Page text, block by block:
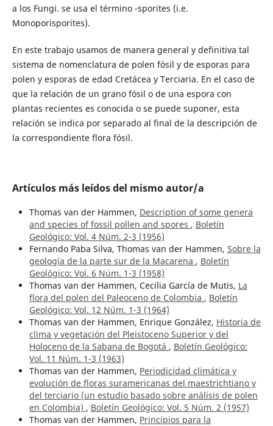
a los Fungi. se usa el término -sporites (i.e.
Monoporisporites).
En este trabajo usamos de manera general y definitiva tal
sistema de nomenclatura de polen fósil y de esporas para
polen y esporas de edad Cretácea y Terciaria. En el caso de
que la relación de un grano fósil o de una espora con
plantas recientes es conocida o se puede suponer, esta
relación se indica por separado al final de la descripción de
la correspondiente flora fósil.
Artículos más leídos del mismo autor/a
Thomas van der Hammen, Description of some genera
and species of fossil pollen and spores , Boletín
Geológico: Vol. 4 Núm. 2-3 (1956)
Fernando Paba Silva, Thomas van der Hammen, Sobre la
geología de la parte sur de la Macarena , Boletín
Geológico: Vol. 6 Núm. 1-3 (1958)
Thomas van der Hammen, Cecilia García de Mutis, La
flora del polen del Paleoceno de Colombia , Boletín
Geológico: Vol. 12 Núm. 1-3 (1964)
Thomas van der Hammen, Enrique González, Historia de
clima y vegetación del Pleistoceno Superior y del
Holoceno de la Sabana de Bogotá , Boletín Geológico:
Vol. 11 Núm. 1-3 (1963)
Thomas van der Hammen, Periodicidad climática y
evolución de floras suramericanas del maestrichtiano y
del terciario (un estudio basado sobre análisis de polen
en Colombia) , Boletín Geológico: Vol. 5 Núm. 2 (1957)
Thomas van der Hammen, Principios para la